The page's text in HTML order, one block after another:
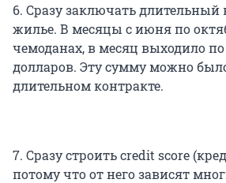
6. Сразу заключать длительный
жилье. В месяцы с июня по
чемоданах, в месяц выходило
долларов. Эту сумму можно
длительном контракте.
7. Сразу строить credit score
потому что от него зависят